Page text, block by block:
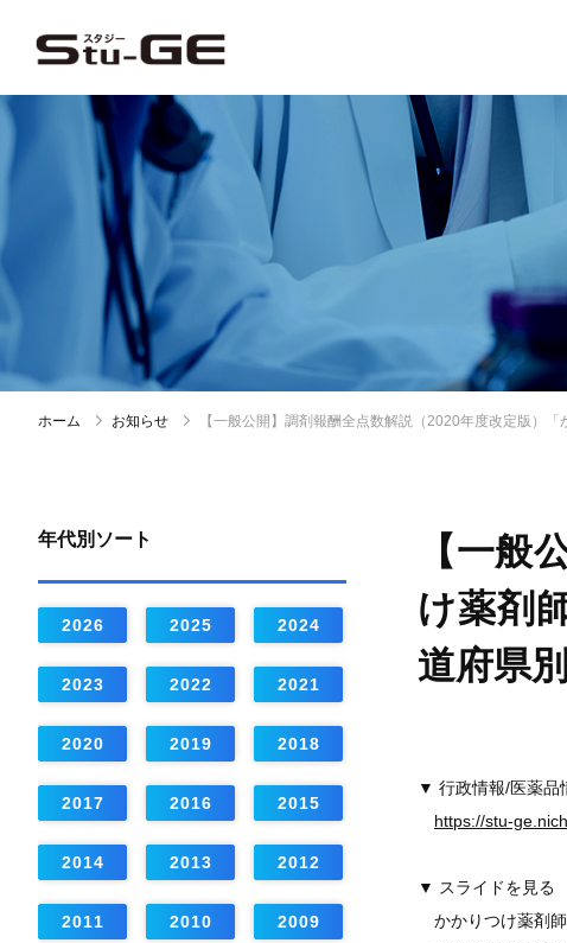
ホーム お知らせ 【一般公開】調剤報酬全点数解説（2020年度改定版）
【一般
け薬剤
道府県
▼ 行政情報/医薬品
https://stu-
▼ スライドを見る
かかりつけ薬剤師
年代別ソート
2026 2025 2024
2023 2022 2021
2020 2019 2018
2017 2016 2015
2014 2013 2012
2011 2010 2009